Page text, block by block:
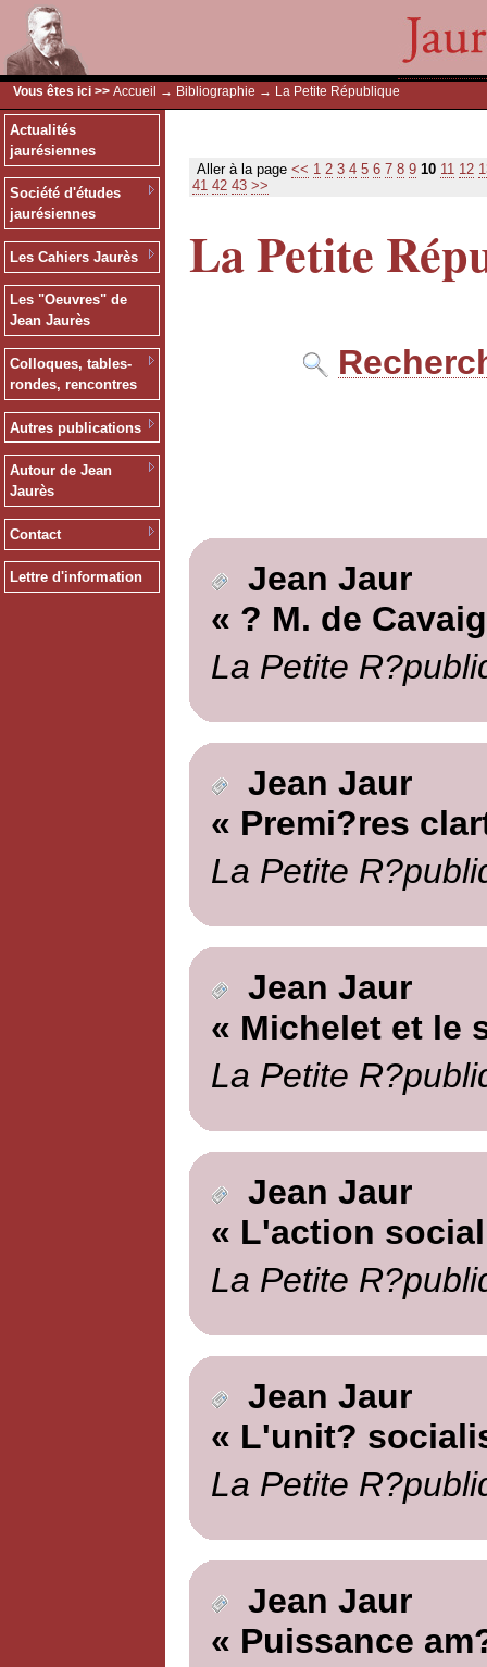
Vous êtes ici >> Accueil → Bibliographie → La Petite République
Actualités
jaurésiennes
Société d'études
jaurésiennes
Les Cahiers Jaurès
Les "Oeuvres" de
Jean Jaurès
Colloques, tables-
rondes, rencontres
Autres publications
Autour de Jean
Jaurès
Contact
Lettre d'information
Aller à la page << 1 2 3 4 5 6 7 8 9 10 11 12
41 42 43 >>
La Petite
Jean Jaur
« ? M. de
La Petite
Jean Jaur
« Premi?res
La Petite
Jean Jaur
« Michelet et le
La Petite
Jean Jaur
« L'action
La Petite
Jean Jaur
« L'unit?
La Petite
Jean Jaur
« Puissance